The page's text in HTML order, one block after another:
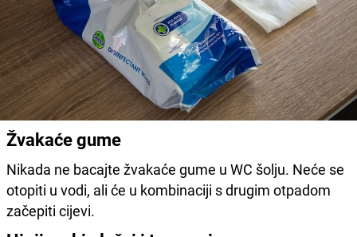
Žvakaće gume
Nikada ne bacajte žvakaće gume u WC šolju. Neće se
otopiti u vodi, ali će u kombinaciji s drugim otpadom
začepiti cijevi.